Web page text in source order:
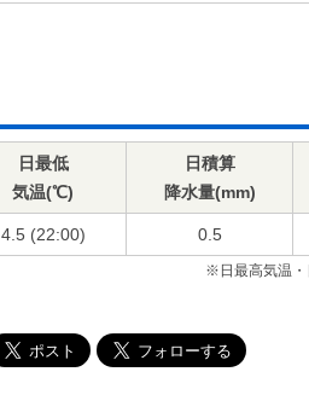
日最低
気温(℃)
日積算
降水量(mm)
4.5 (22:00) 0.5
※日最高気温・